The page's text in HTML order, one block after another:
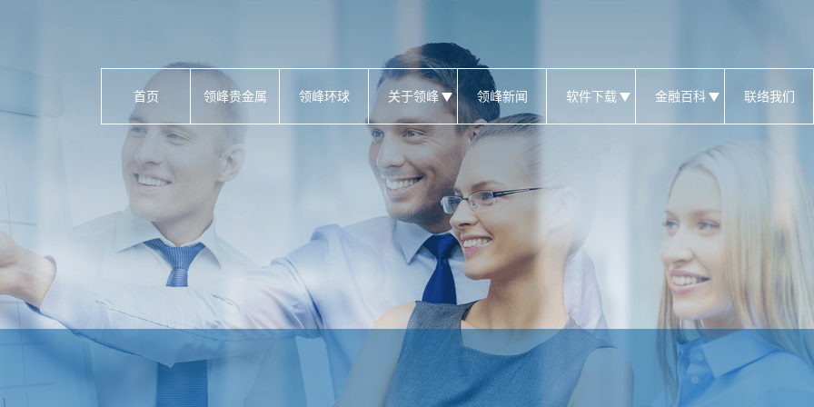
首页 领峰贵金属 领峰环球 关于领峰 领峰新闻 软件下载 金融百科 联络我们